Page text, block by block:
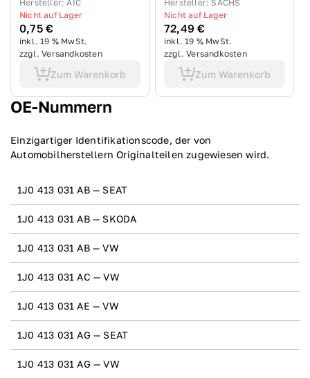
Hersteller:AIC
Nicht auf Lager
0,75 €
inkl. 19 % MwSt.
zzgl. Versandkosten
Zum Warenkorb
Hersteller: SACHS
Nicht auf Lager
72,49 €
inkl. 19 % MwSt.
zzgl. Versandkosten
Zum Warenkorb
ОЕ-Nummern
Einzigartiger Identifikationscode, der von
Automobilherstellern Originalteilen zugewiesen wird.
1J0 413 031 AB — SEAT
1J0 413 031 AB — SKODA
1J0 413 031 AB — VW
1J0 413 031 AC — VW
1J0 413 031 AE — VW
1J0 413 031 AG — SEAT
1J0 413 031 AG — VW